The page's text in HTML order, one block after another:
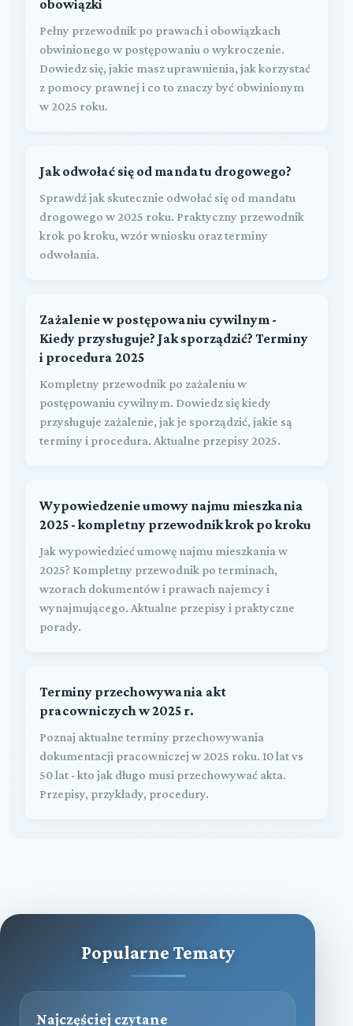
obowiązki
Pełny przewodnik po prawach i obowiązkach
obwinionego w postępowaniu o wykroczenie.
Dowiedz się, jakie masz uprawnienia, jak korzystać
z pomocy prawnej i co to znaczy być obwinionym
w 2025 roku.
Jak odwołać się od mandatu drogowego?
Sprawdź jak skutecznie odwołać się od mandatu
drogowego w 2025 roku. Praktyczny przewodnik
krok po kroku, wzór wniosku oraz terminy
odwołania.
Zażalenie w postępowaniu cywilnym -
Kiedy przysługuje? Jak sporządzić? Terminy
i procedura 2025
Kompletny przewodnik po zażaleniu w
postępowaniu cywilnym. Dowiedz się kiedy
przysługuje zażalenie, jak je sporządzić, jakie są
terminy i procedura. Aktualne przepisy 2025.
Wypowiedzenie umowy najmu mieszkania
2025 - kompletny przewodnik krok po kroku
Jak wypowiedzieć umowę najmu mieszkania w
2025? Kompletny przewodnik po terminach,
wzorach dokumentów i prawach najemcy i
wynajmującego. Aktualne przepisy i praktyczne
porady.
Terminy przechowywania akt
pracowniczych w 2025 r.
Poznaj aktualne terminy przechowywania
dokumentacji pracowniczej w 2025 roku. 10 lat vs
50 lat - kto jak długo musi przechowywać akta.
Przepisy, przykłady, procedury.
Popularne Tematy
Najczęściej czytane